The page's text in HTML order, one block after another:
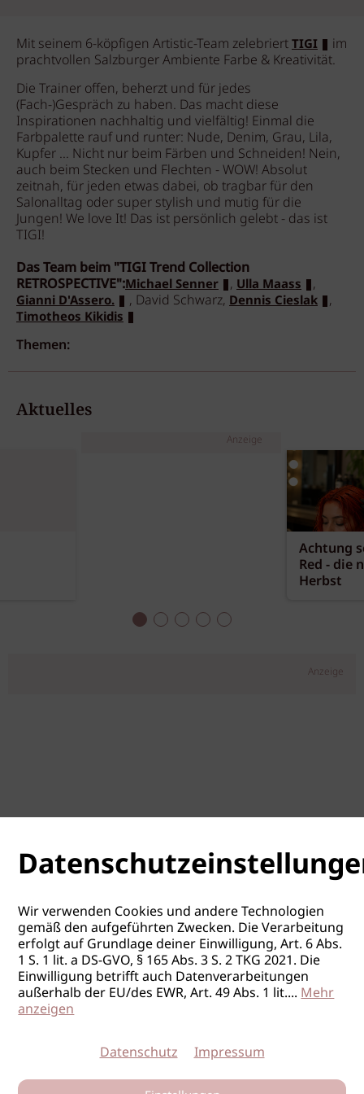
Mit seinem 6-köpfigen Artistic-Team zelebriertTIGI
im
prachtvollen Salzburger Ambiente Farbe & Kreativität.
Die Trainer offen, beherzt und für jedes
(Fach-)Gespräch zu haben. Das macht diese
Inspirationen nachhaltig und vielfältig! Einmal die
Farbpalette rauf und runter: Nude, Denim, Grau, Lila,
Kupfer ... Nicht nur beim Färben und Schneiden! Nein,
auch beim Stecken und Flechten - WOW! Absolut
zeitnah, für jeden etwas dabei, ob tragbar für den
Salonalltag oder super stylish und mutig für die
Jungen! We love It! Das ist persönlich gelebt - das ist
TIGI!
Das Team beim "TIGI Trend Collection
RETROSPECTIVE":Michael Senner , Ulla Maass ,
Gianni D'Assero. , David Schwarz, Dennis Cieslak ,
Timotheos Kikidis
Themen:
Aktuelles
Anzeige
Achtung
Red - die
Herbst
Anzeige
Wir verwenden Cookies und andere Technologien
gemäß den aufgeführten Zwecken. Die Verarbeitung
erfolgt auf Grundlage deiner Einwilligung, Art. 6 Abs.
1 S. 1 lit. a DS-GVO, § 165 Abs. 3 S. 2 TKG 2021. Die
Einwilligung betrifft auch Datenverarbeitungen
außerhalb der EU/des EWR, Art. 49 Abs. 1 lit....Mehr
anzeigen
Datenschutz Impressum